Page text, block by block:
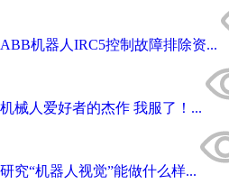
ABB机器人IRC5控制故障排除资...
机械人爱好者的杰作 我服了！...
研究“机器人视觉”能做什么样...